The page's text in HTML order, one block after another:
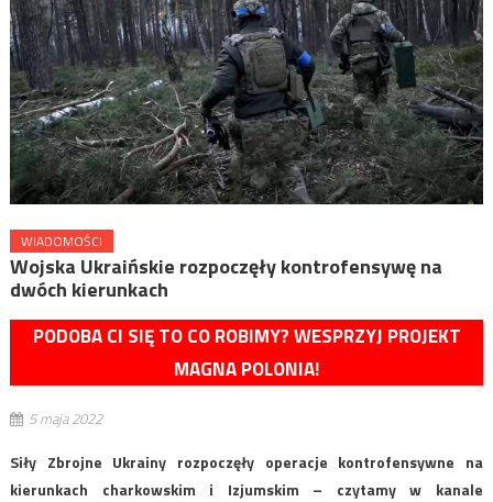
WIADOMOŚCI
Wojska Ukraińskie rozpoczęły kontrofensywę na
dwóch kierunkach
PODOBA CI SIĘ TO CO ROBIMY? WESPRZYJ PROJEKT
MAGNA POLONIA!
5 maja 2022
Siły Zbrojne Ukrainy rozpoczęły operacje kontrofensywne na
kierunkach charkowskim i Izjumskim – czytamy w kanale